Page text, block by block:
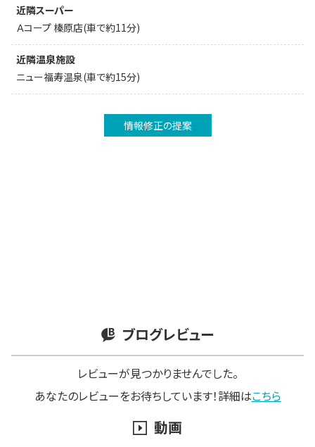
近隣スーパー
Ａコープ 榛原店(車で約11分)
近隣温泉施設
ニュー福寿温泉(車で約15分)
情報修正の提案
ブログレビュー
レビューが見つかりませんでした。
あなたのレビューをお待ちしています！詳細はこちら
動画